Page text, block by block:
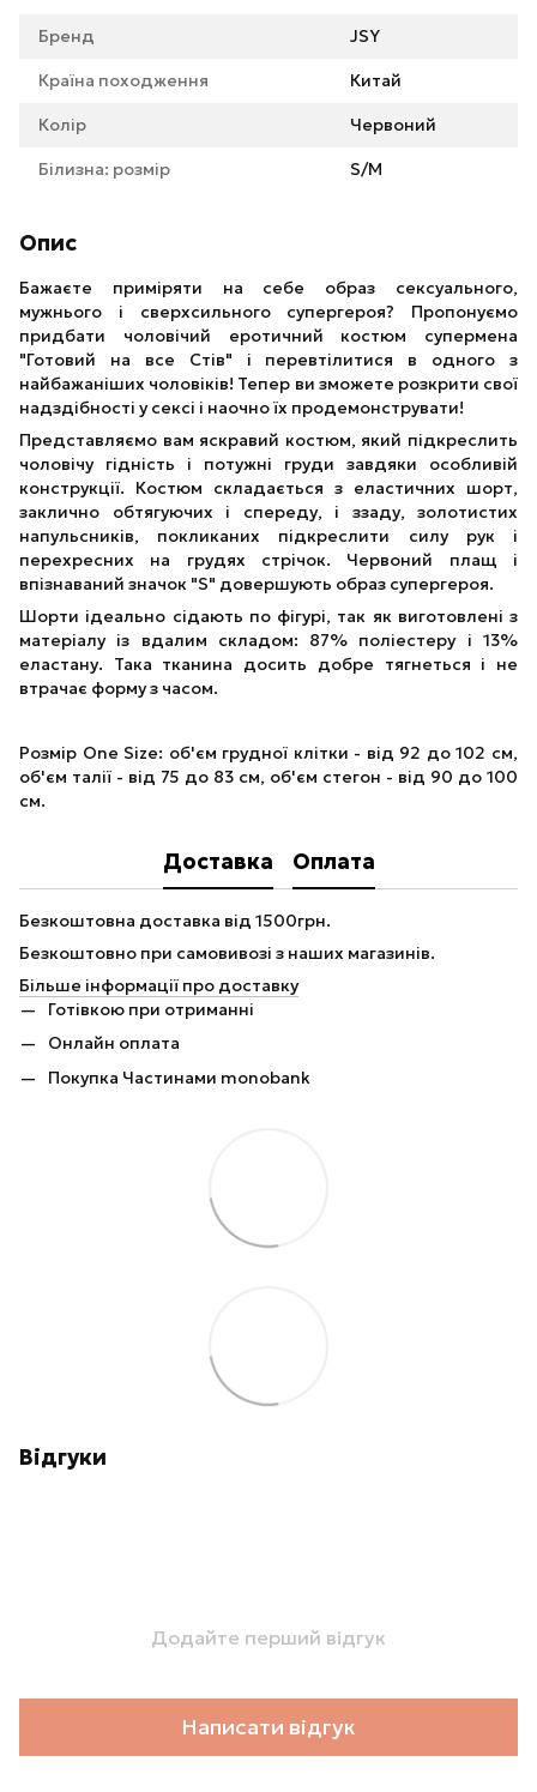
Бренд JSY
Країна походження Китай
Колір Червоний
Білизна: розмір S/M
Опис
Бажаєте приміряти на себе образ сексуального,
мужнього і сверхсильного супергероя? Пропонуємо
придбати чоловічий еротичний костюм супермена
"Готовий на все Стів" і перевтілитися в одного з
найбажаніших чоловіків! Тепер ви зможете розкрити свої
надздібності у сексі і наочно їх продемонструвати!
Представляємо вам яскравий костюм, який підкреслить
чоловічу гідність і потужні груди завдяки особливій
конструкції. Костюм складається з еластичних шорт,
заклично обтягуючих і спереду, і ззаду, золотистих
напульсників, покликаних підкреслити силу рук і
перехресних на грудях стрічок. Червоний плащ і
впізнаваний значок "S" довершують образ супергероя.
Шорти ідеально сідають по фігурі, так як виготовлені з
матеріалу із вдалим складом: 87% поліестеру і 13%
еластану. Така тканина досить добре тягнеться і не
втрачає форму з часом.
Розмір One Size: об'єм грудної клітки - від 92 до 102 см,
об'єм талії - від 75 до 83 см, об'єм стегон - від 90 до 100
см.
Доставка Оплата
Безкоштовна доставка від 1500грн.
Безкоштовно при самовивозі з наших магазинів.
Більше інформації про доставку
Готівкою при отриманні
Онлайн оплата
Покупка Частинами monobank
Відгуки
Додайте перший відгук
Написати відгук